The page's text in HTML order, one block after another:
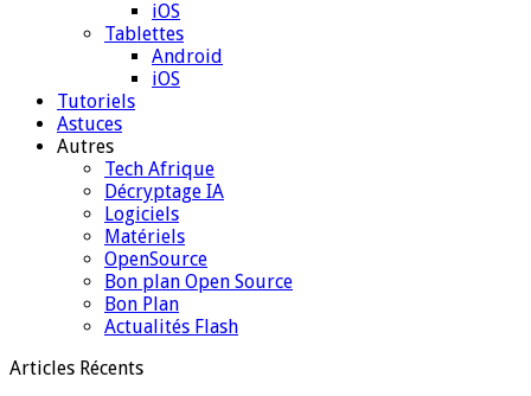
iOS
Tablettes
Android
iOS
Tutoriels
Astuces
Autres
Tech Afrique
Décryptage IA
Logiciels
Matériels
OpenSource
Bon plan Open Source
Bon Plan
Actualités Flash
Articles Récents